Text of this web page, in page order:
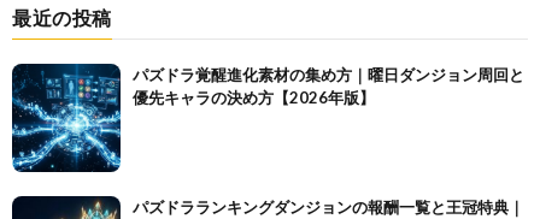
最近の投稿
パズドラ覚醒進化素材の集め方｜曜日ダンジョン周回と
優先キャラの決め方【2026年版】
パズドラランキングダンジョンの報酬一覧と王冠特典｜